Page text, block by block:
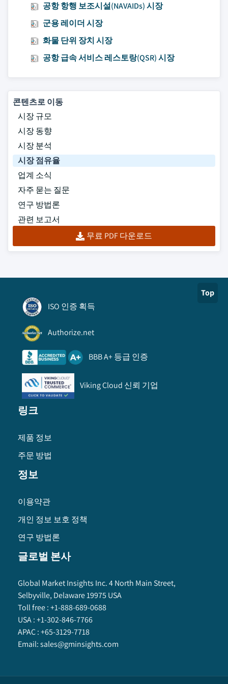
공항 항행 보조시설(NAVAIDs) 시장
군용 레이더 시장
화물 단위 장치 시장
공항 급속 서비스 레스토랑(QSR) 시장
콘텐츠로 이동
시장 규모
시장 동향
시장 분석
시장 점유율
업계 소식
자주 묻는 질문
연구 방법론
관련 보고서
무료 PDF 다운로드
Top
ISO 인증 획득
Authorize.net
BBB A+ 등급 인증
Viking Cloud 신뢰 기업
링크
제품 정보
주문 방법
정보
이용약관
개인 정보 보호 정책
연구 방법론
글로벌 본사
Global Market Insights Inc. 4 North Main Street,
Selbyville, Delaware 19975 USA
Toll free :+1-888-689-0688
USA :+1-302-846-7766
APAC :+65-3129-7718
Email:sales@gminsights.com